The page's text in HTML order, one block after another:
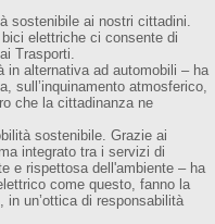
sostenibile ai nostri cittadini.
elettriche ci consente di
Trasporti.
in alternativa ad automobili – ha
sull’inquinamento atmosferico,
che la cittadinanza ne
sostenibile. Grazie ai
integrato tra i servizi di
e rispettosa dell'ambiente – ha
come questo, fanno la
un’ottica di responsabilità